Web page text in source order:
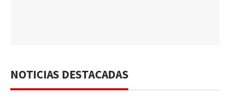
NOTICIAS DESTACADAS